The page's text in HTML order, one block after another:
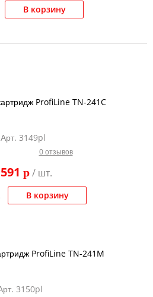
В корзину
ProfiLine TN-241C
Арт. 3149pl
0 отзывов
p/ шт.
В корзину
ProfiLine TN-241M
3150pl